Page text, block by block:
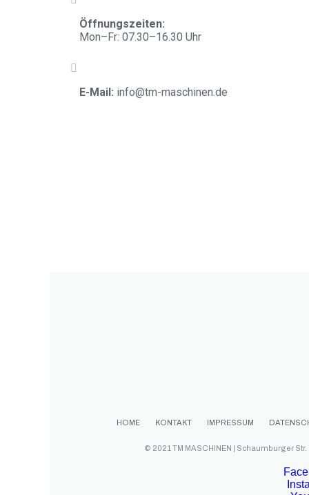
Öffnungszeiten:
Mon–Fr: 07.30–16.30 Uhr
E-Mail: info@tm-maschinen.de
HOME KONTAKT IMPRESSUM
© 2021 TM MASCHINEN | Schaumburger